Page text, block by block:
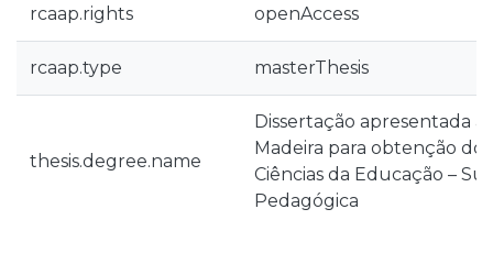
rcaap.rights openAccess
rcaap.type masterThesis
thesis.degree.name
Dissertação apresentada à
Madeira para obtenção
Ciências da Educação –
Pedagógica